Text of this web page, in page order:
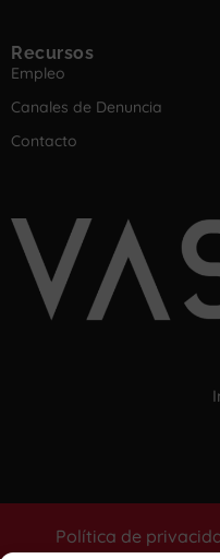
Recursos
Empleo
Canales de Denuncia
Contacto
Política de